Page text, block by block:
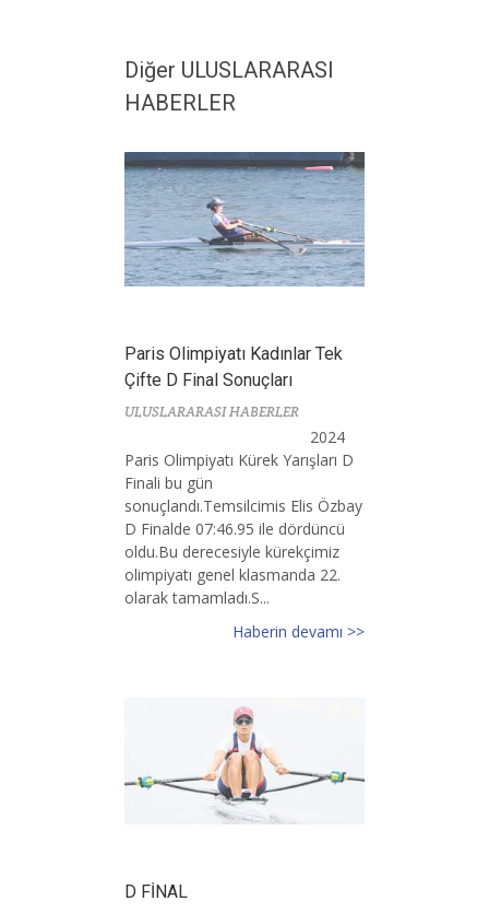
Diğer ULUSLARARASI
HABERLER
Paris Olimpiyatı Kadınlar Tek
Çifte D Final Sonuçları
ULUSLARARASI HABERLER
2024
Paris Olimpiyatı Kürek Yarışları D
Finali bu gün
sonuçlandı.Temsilcimis Elis Özbay
D Finalde 07:46.95 ile dördüncü
oldu.Bu derecesiyle kürekçimiz
olimpiyatı genel klasmanda 22.
olarak tamamladı.S...
Haberin devamı >>
D FİNAL